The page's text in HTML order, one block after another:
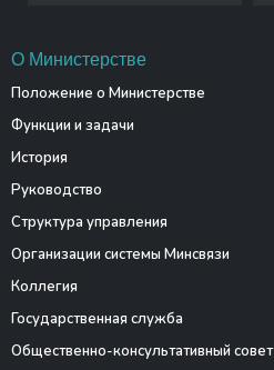
О Министерстве
Положение о Министерстве
Функции и задачи
История
Руководство
Структура управления
Организации системы Минсвязи
Коллегия
Государственная служба
Общественно-консультативный совет